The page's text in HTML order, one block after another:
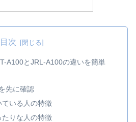
目次
A100とJRL-A100の違いを簡単
先に確認
いる人の特徴
りな人の特徴